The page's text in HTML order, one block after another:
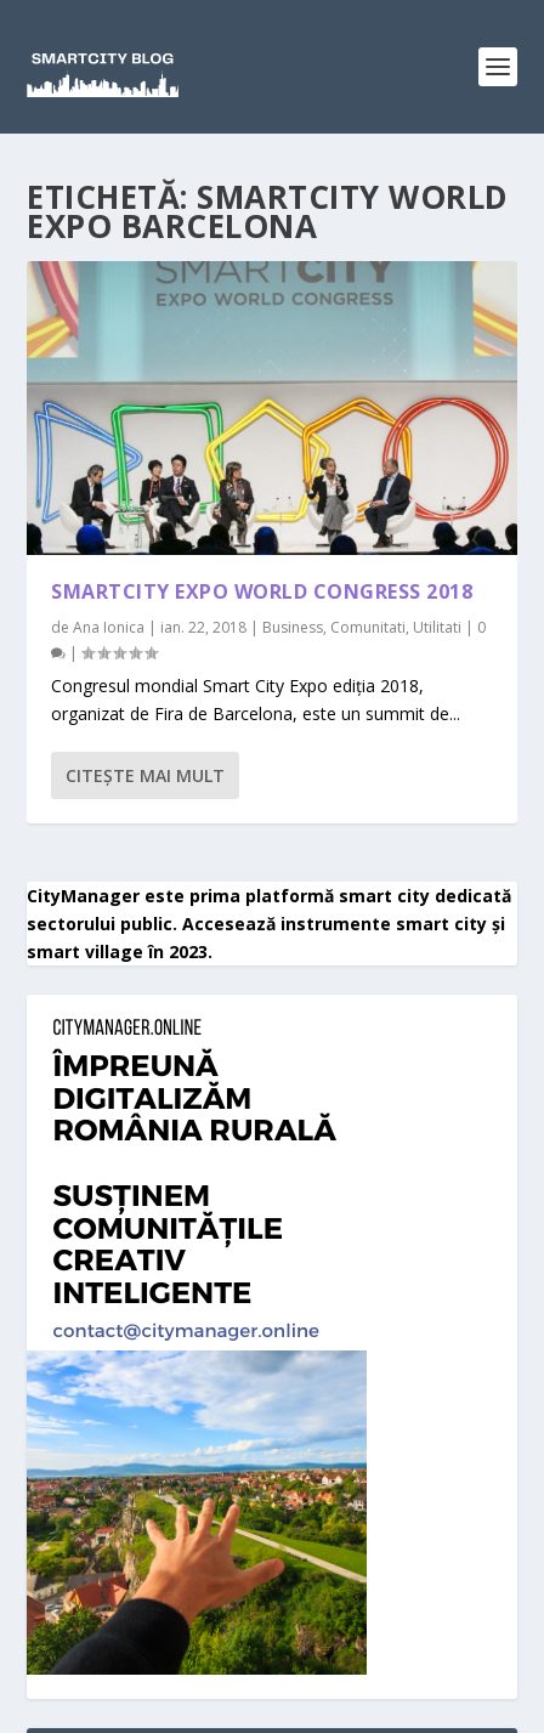
ETICHETĂ: SMARTCITY WORLD
EXPO BARCELONA
SMARTCITY EXPO WORLD CONGRESS 2018
deAna Ionica | ian. 22, 2018 | Business, Comunitati, Utilitati | 0
|
Congresul mondial Smart City Expo ediția 2018,
organizat de Fira de Barcelona, este un summit de...
CITEŞTE MAI MULT
CityManager este prima platformă smart city dedicată
sectorului public. Accesează instrumente smart city și
smart village în 2023.